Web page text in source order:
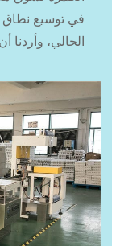
في توسيع نطاق
الحالي،